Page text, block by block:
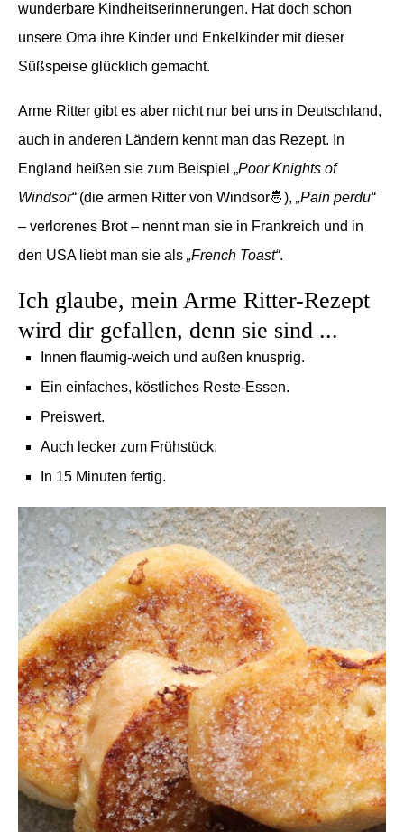
wunderbare Kindheitserinnerungen. Hat doch schon
unsere Oma ihre Kinder und Enkelkinder mit dieser
Süßspeise glücklich gemacht.
Arme Ritter gibt es aber nicht nur bei uns in Deutschland,
auch in anderen Ländern kennt man das Rezept. In
England heißen sie zum Beispiel „Poor Knights of
Windsor“(die armen Ritter von Windsor🤴), „Pain perdu“
– verlorenes Brot – nennt man sie in Frankreich und in
den USA liebt man sie als „French Toast“.
Ich glaube, mein Arme Ritter-Rezept
wird dir gefallen, denn sie sind ...
Innen flaumig-weich und außen knusprig.
Ein einfaches, köstliches Reste-Essen.
Preiswert.
Auch lecker zum Frühstück.
In 15 Minuten fertig.